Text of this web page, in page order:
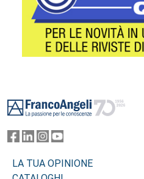
LA TUA OPINIONE